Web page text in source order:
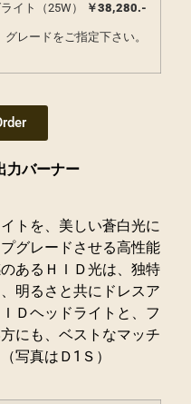
イト（25W）
￥38,280.-
レードをご指定下さい。
力バーナー
トを、美しい蒼白光に
グレードさせる高性能
あるＨＩＤ光は、独特
明るさと共にドレスア
Ｄヘッドライトと、フ
にも、ベストなマッチ
（写真はＤ1Ｓ）